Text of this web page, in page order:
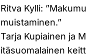
Ritva Kylli:
muistaminen.”
Tarja Kupiainen ja
itäsuomalainen